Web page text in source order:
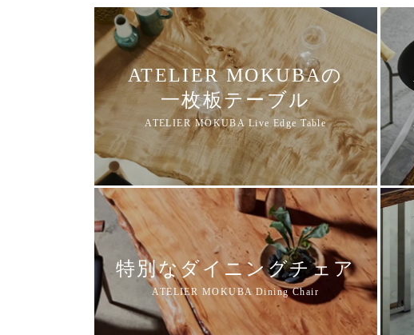
ATELIER MOKUBAの
一枚板テーブル
特別なダイニングチェア